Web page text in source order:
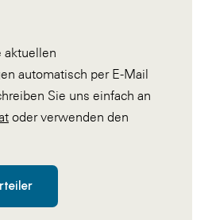
aktuellen
automatisch per E-Mail
Sie uns einfach an
oder verwenden den